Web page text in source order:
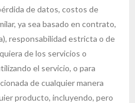
de datos, costos de
ya sea basado en contrato,
responsabilidad estricta o de
de los servicios o
el servicio, o para
de cualquier manera
producto, incluyendo, pero